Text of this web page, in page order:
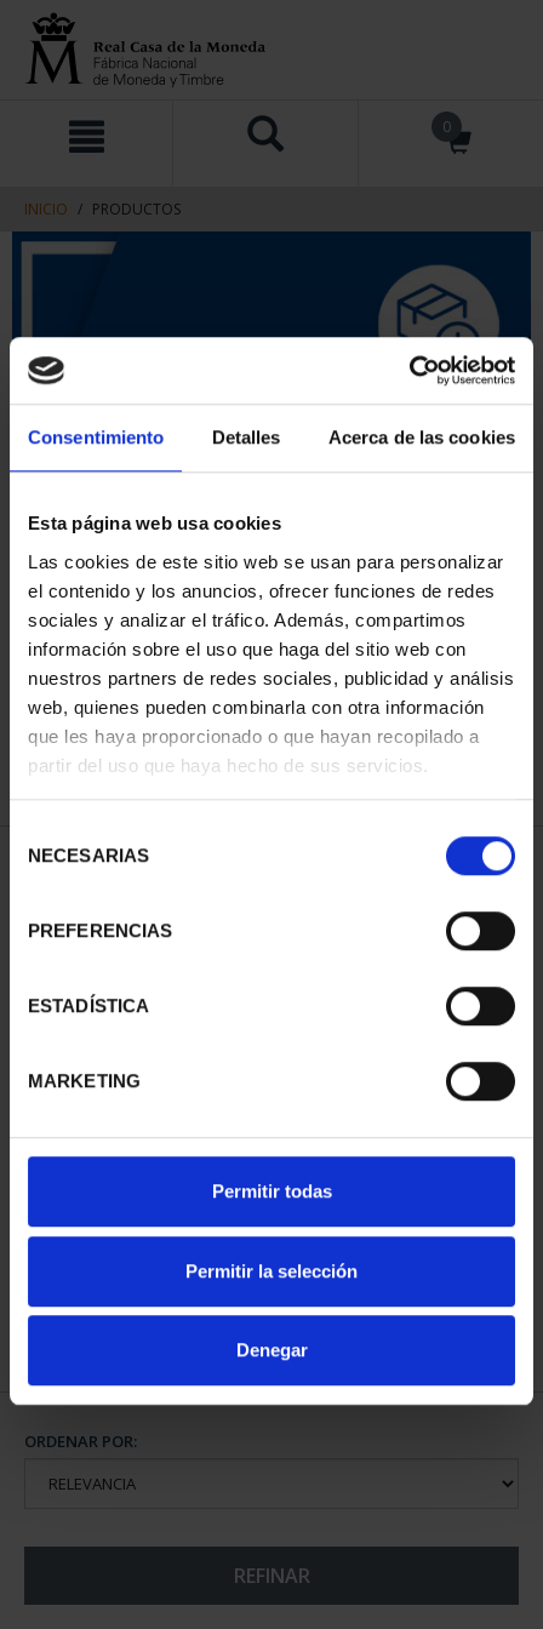
Consentimiento Detalles Acerca de las cookies
Esta página web usa cookies
Las cookies de este sitio web se usan para personalizar
el contenido y los anuncios, ofrecer funciones de redes
sociales y analizar el tráfico. Además, compartimos
información sobre el uso que haga del sitio web con
nuestros partners de redes sociales, publicidad y análisis
web, quienes pueden combinarla con otra información
que les haya proporcionado o que hayan recopilado a
partir del uso que haya hecho de sus servicios.
NECESARIAS
PREFERENCIAS
ESTADÍSTICA
MARKETING
Permitir todas
Permitir la selección
Denegar
contenido
navegacin
0
INICIO PRODUCTOS
ORDENAR POR:
REFINAR
2 Productos encontrados
CIUDADES PATRIMONIO
73,00 €
CIUDADES PATRIMONIO
73,00 €
ORDENAR POR:
REFINAR